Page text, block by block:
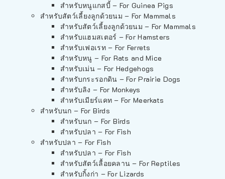
สำหรับหนูแกสบี้ – For Guinea Pigs
สำหรับสัตว์เลี้ยงลูกด้วยนม – For Mammals
สำหรับสัตว์เลี้ยงลูกด้วยนม – For Mammals
สำหรับแฮมสเตอร์ – For Hamsters
สำหรับเฟอเรท – For Ferrets
สำหรับหนู – For Rats and Mice
สำหรับเม่น – For Hedgehogs
สำหรับกระรอกดิน – For Prairie Dogs
สำหรับลิง – For Monkeys
สำหรับเมียร์แคท – For Meerkats
สำหรับนก – For Birds
สำหรับนก – For Birds
สำหรับปลา – For Fish
สำหรับปลา – For Fish
สำหรับปลา – For Fish
สำหรับสัตว์เลื้อยคลาน – For Reptiles
สำหรับกิ้งก่า – For Lizards